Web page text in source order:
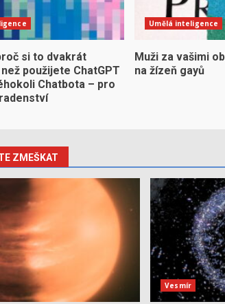
si to dvakrát
použijete ChatGPT
Chatbota – pro
Umělá inteligence
Muži za vašimi
na žízeň gayů
ZMEŠKAT
Vesmír